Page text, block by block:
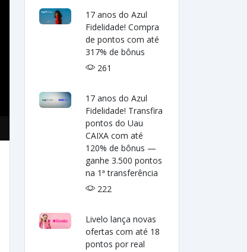
17 anos do Azul
Fidelidade! Compra
de pontos com até
317% de bônus
261
17 anos do Azul
Fidelidade! Transfira
pontos do Uau
CAIXA com até
120% de bônus —
ganhe 3.500 pontos
na 1ª transferência
222
Livelo lança novas
ofertas com até 18
pontos por real